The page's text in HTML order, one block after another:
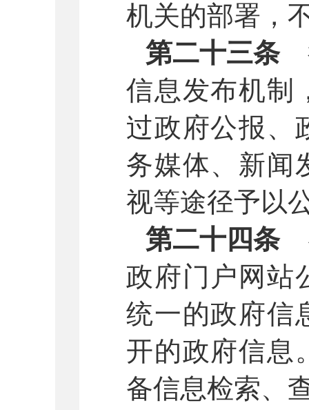
机关的部署，
第二十三条
信息发布机制
过政府公报、
务媒体、新闻
视等途径予以
第二十四条
政府门户网站
统一的政府信
开的政府信息
备信息检索、